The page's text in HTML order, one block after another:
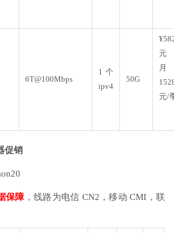
6T@100Mbps
1个
ipv4
50G
月
元/
促销
保障，线路为电信 CN2，移动 CMI，联